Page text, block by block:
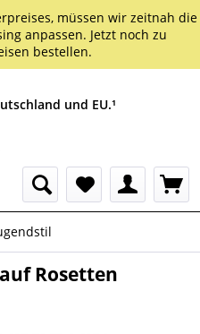
müssen wir zeitnah die
anpassen. Jetzt noch zu
bestellen.
und EU.¹
Rosetten